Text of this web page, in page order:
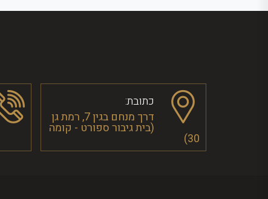
כתובת:
דרך מנחם בגין 7, רמת גן
(בית גיבור ספורט - קומה
30)